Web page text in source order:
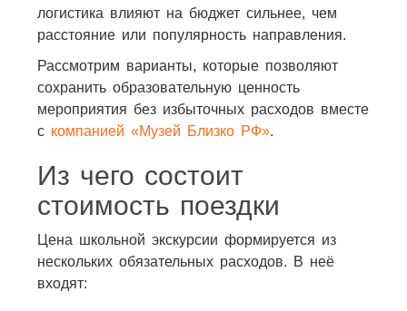
логистика влияют на бюджет сильнее, чем
расстояние или популярность направления.
Рассмотрим варианты, которые позволяют
сохранить образовательную ценность
мероприятия без избыточных расходов вместе
с компанией «Музей Близко РФ».
Из чего состоит
стоимость поездки
Цена школьной экскурсии формируется из
нескольких обязательных расходов. В неё
входят: